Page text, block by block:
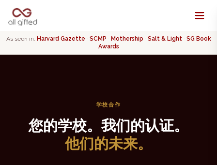
As seen in: Harvard Gazette · SCMP · Mothership · Salt & Light · SG Book
Awards
学校合作
您的学校。我们的认证。
他们的未来。